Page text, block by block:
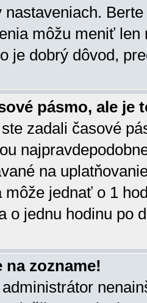
nastaveniach.
môžu meniť
je dobrý dôvod,
pásmo, ale je
zadali časové
na
môže jednať o 1
o jednu hodinu po
na zozname!